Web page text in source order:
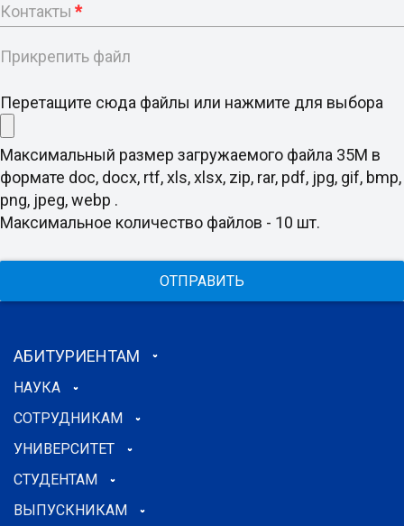
Контакты *
Прикрепить файл
Перетащите сюда файлы или нажмите для выбора
Максимальный размер загружаемого файла 35M в
формате doc, docx, rtf, xls, xlsx, zip, rar, pdf, jpg, gif, bmp,
png, jpeg, webp .
Максимальное количество файлов - 10 шт.
ОТПРАВИТЬ
АБИТУРИЕНТАМ
НАУКА
СОТРУДНИКАМ
УНИВЕРСИТЕТ
СТУДЕНТАМ
ВЫПУСКНИКАМ